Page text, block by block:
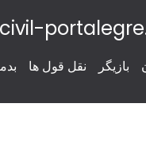
نقل قول ها بازیگر